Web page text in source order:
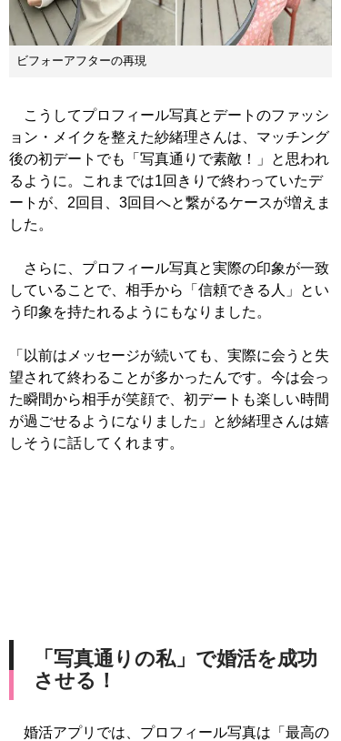
ビフォーアフターの再現
こうしてプロフィール写真とデートのファッシ
ョン・メイクを整えた紗緒理さんは、マッチング
後の初デートでも「写真通りで素敵！」と思われ
るように。これまでは1回きりで終わっていたデ
ートが、2回目、3回目へと繋がるケースが増えま
した。
さらに、プロフィール写真と実際の印象が一致
していることで、相手から「信頼できる人」とい
う印象を持たれるようにもなりました。
「以前はメッセージが続いても、実際に会うと失
望されて終わることが多かったんです。今は会っ
た瞬間から相手が笑顔で、初デートも楽しい時間
が過ごせるようになりました」と紗緒理さんは嬉
しそうに話してくれます。
「写真通りの私」で婚活を成功
させる！
婚活アプリでは、プロフィール写真は「最高の